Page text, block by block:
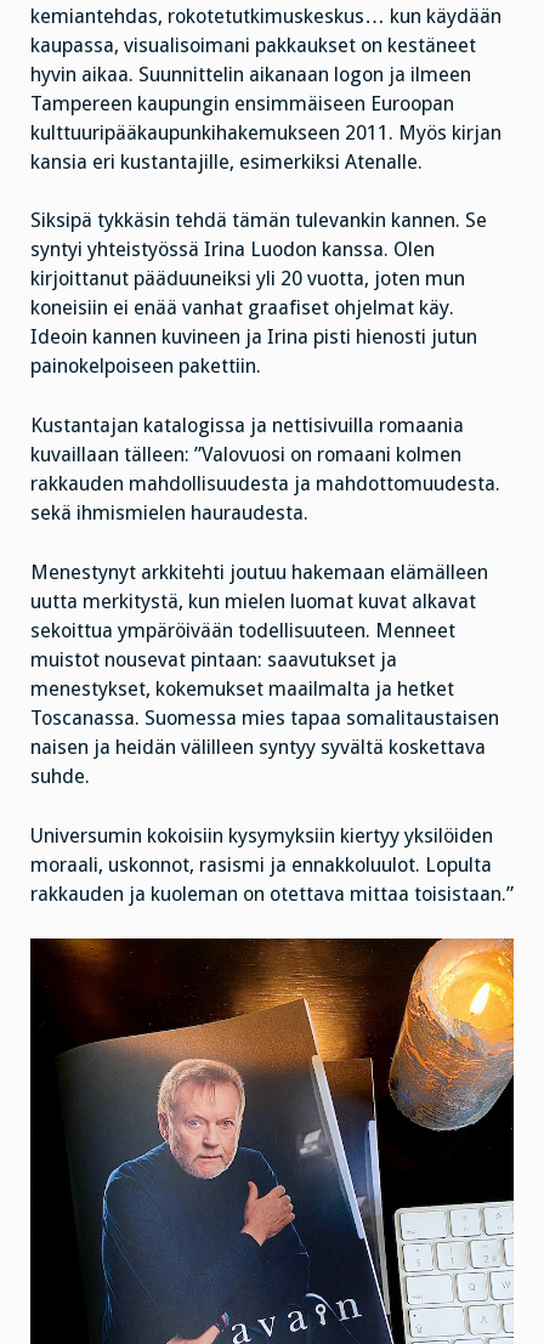
kemiantehdas, rokotetutkimuskeskus… kun käydään
kaupassa, visualisoimani pakkaukset on kestäneet
hyvin aikaa. Suunnittelin aikanaan logon ja ilmeen
Tampereen kaupungin ensimmäiseen Euroopan
kulttuuripääkaupunkihakemukseen 2011. Myös kirjan
kansia eri kustantajille, esimerkiksi Atenalle.
Siksipä tykkäsin tehdä tämän tulevankin kannen. Se
syntyi yhteistyössä Irina Luodon kanssa. Olen
kirjoittanut pääduuneiksi yli 20 vuotta, joten mun
koneisiin ei enää vanhat graafiset ohjelmat käy.
Ideoin kannen kuvineen ja Irina pisti hienosti jutun
painokelpoiseen pakettiin.
Kustantajan katalogissa ja nettisivuilla romaania
kuvaillaan tälleen: ”Valovuosi on romaani kolmen
rakkauden mahdollisuudesta ja mahdottomuudesta.
sekä ihmismielen hauraudesta.
Menestynyt arkkitehti joutuu hakemaan elämälleen
uutta merkitystä, kun mielen luomat kuvat alkavat
sekoittua ympäröivään todellisuuteen. Menneet
muistot nousevat pintaan: saavutukset ja
menestykset, kokemukset maailmalta ja hetket
Toscanassa. Suomessa mies tapaa somalitaustaisen
naisen ja heidän välilleen syntyy syvältä koskettava
suhde.
Universumin kokoisiin kysymyksiin kiertyy yksilöiden
moraali, uskonnot, rasismi ja ennakkoluulot. Lopulta
rakkauden ja kuoleman on otettava mittaa toisistaan.”